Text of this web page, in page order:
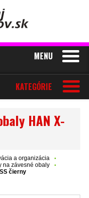
MENU
KATEGÓRIE
HAN X-
a organizácia
na závesné obaly
čierny